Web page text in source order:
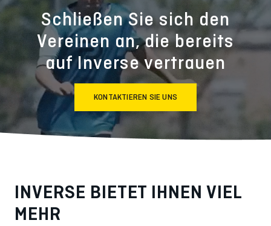
Schließen Sie sich den
Vereinen an, die bereits
auf Inverse vertrauen
KONTAKTIEREN SIE UNS
INVERSE BIETET IHNEN VIEL
MEHR